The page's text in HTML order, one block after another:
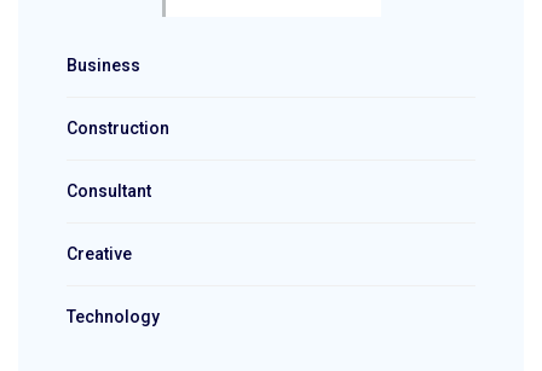
Business
Construction
Consultant
Creative
Technology